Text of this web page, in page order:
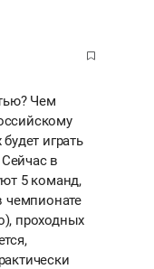
Чем
играть
в
5 команд,
чемпионате
проходных